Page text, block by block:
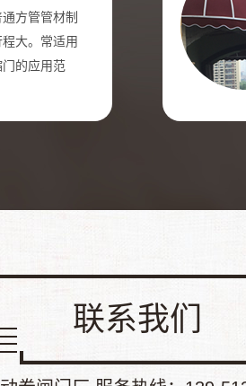
方管管材制
大。常适用
的应用范
联系我们